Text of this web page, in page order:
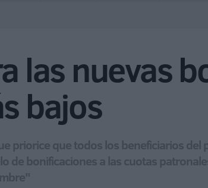
las nuevas
bajos
priorice que todos los beneficiarios
de bonificaciones a las cuotas